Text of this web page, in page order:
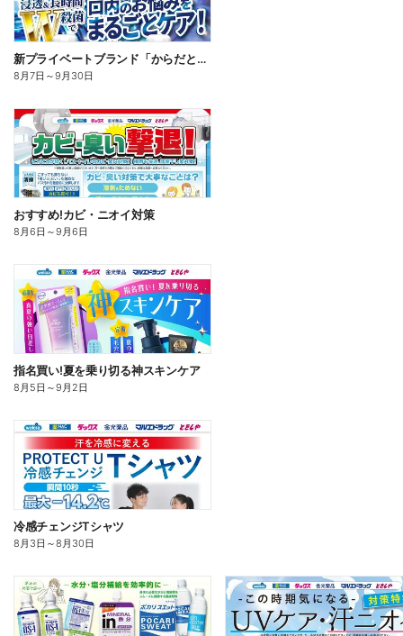
新プライベートブランド「からだとくらしに+1(プラスワン)」よりモンダミン口内トータルケア登場!
8月7日 ～9月30日
おすすめ!カビ・ニオイ対策
8月6日 ～9月6日
指名買い!夏を乗り切る神スキンケア
8月5日 ～9月2日
冷感チェンジTシャツ
8月3日 ～8月30日